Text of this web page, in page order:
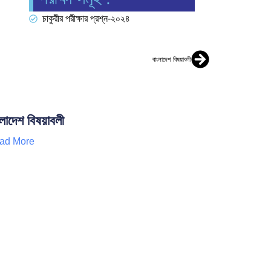
চাকুরীর পরীক্ষার প্রশ্ন-২০২৪
বাংলাদেশ বিষয়াবলী
বিষয়াবলী
More